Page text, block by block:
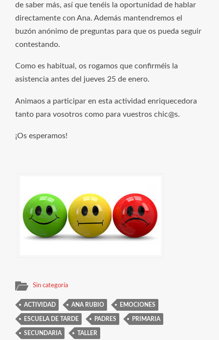
de saber más, así que tenéis la oportunidad de hablar
directamente con Ana. Además mantendremos el
buzón anónimo de preguntas para que os pueda seguir
contestando.
Como es habitual, os rogamos que confirméis la
asistencia antes del jueves 25 de enero.
Animaos a participar en esta actividad enriquecedora
tanto para vosotros como para vuestros chic@s.
¡Os esperamos!
Sin categoría
ACTIVIDAD ANA RUBIO EMOCIONES
ESCUELA DE TARDE PADRES PRIMARIA
SECUNDARIA TALLER